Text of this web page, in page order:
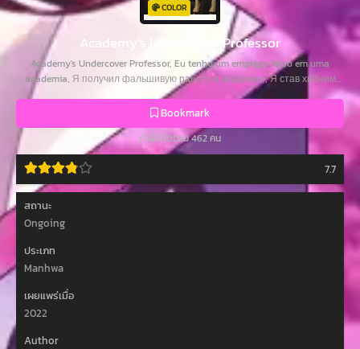
COLOR
Academy’s Undercover Professor
Academy's Undercover Professor, Eu tenho um emprego falso em uma
academia, Я получил фальшивую работу в академии, Я став хибним
професором в академії, 아카데미에 위장취업당했다
Bookmark
กำลังติดตาม 462 คน
7.7
สถานะ
Ongoing
ประเภท
Manhwa
เผยแพร่เมื่อ
2022
Author